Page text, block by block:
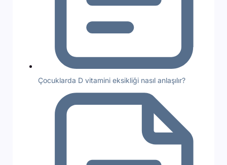
Çocuklarda D vitamini eksikliği nasıl anlaşılır?